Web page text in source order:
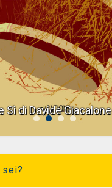
Sì di Davide Giacalone